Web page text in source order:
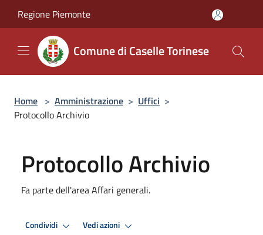
Regione Piemonte
Comune di Caselle Torinese
Home > Amministrazione > Uffici >
Protocollo Archivio
Protocollo Archivio
Fa parte dell'area Affari generali.
Condividi Vedi azioni